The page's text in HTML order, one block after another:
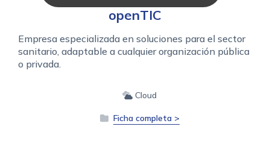
openTIC
Empresa especializada en soluciones para el sector
sanitario, adaptable a cualquier organización pública
o privada.
Cloud
Ficha completa >